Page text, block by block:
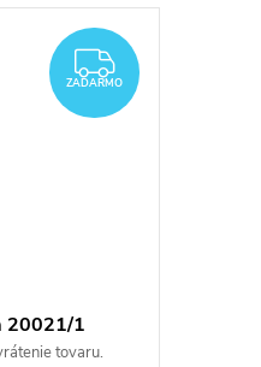
ZADARMO
ZADARMO
20021/1
tovaru.